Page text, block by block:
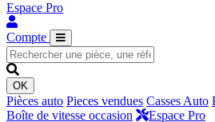
Espace Pro
Compte
OK
Pièces auto Pieces vendues Casses Auto
Boîte de vitesse occasion
Espace Pro